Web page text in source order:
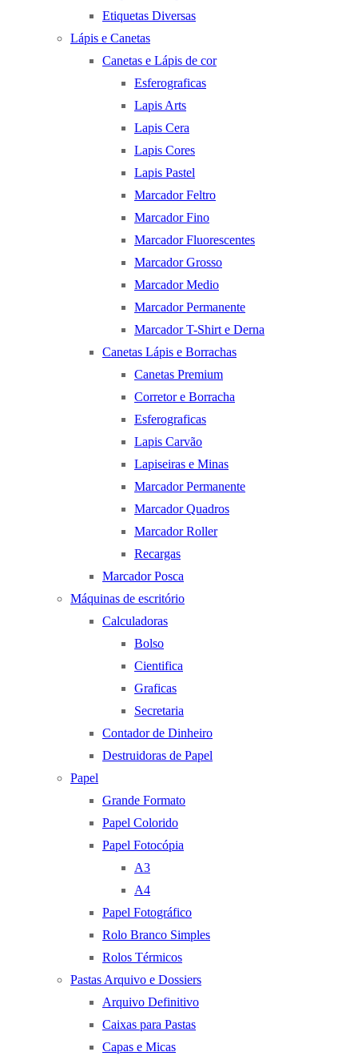
Etiquetas Diversas
Lápis e Canetas
Canetas e Lápis de cor
Esferograficas
Lapis Arts
Lapis Cera
Lapis Cores
Lapis Pastel
Marcador Feltro
Marcador Fino
Marcador Fluorescentes
Marcador Grosso
Marcador Medio
Marcador Permanente
Marcador T-Shirt e Derna
Canetas Lápis e Borrachas
Canetas Premium
Corretor e Borracha
Esferograficas
Lapis Carvão
Lapiseiras e Minas
Marcador Permanente
Marcador Quadros
Marcador Roller
Recargas
Marcador Posca
Máquinas de escritório
Calculadoras
Bolso
Cientifica
Graficas
Secretaria
Contador de Dinheiro
Destruidoras de Papel
Papel
Grande Formato
Papel Colorido
Papel Fotocópia
A3
A4
Papel Fotográfico
Rolo Branco Simples
Rolos Térmicos
Pastas Arquivo e Dossiers
Arquivo Definitivo
Caixas para Pastas
Capas e Micas